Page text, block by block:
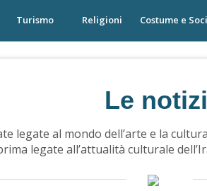
Turismo Religioni Costume e
Le
legate al mondo dell’arte e la
legate all’attualità culturale